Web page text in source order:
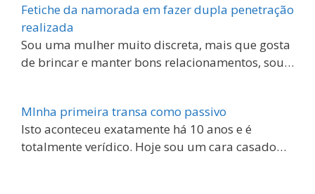
Fetiche da namorada em fazer dupla penetração
realizada
Sou uma mulher muito discreta, mais que gosta
de brincar e manter bons relacionamentos, sou…
MInha primeira transa como passivo
Isto aconteceu exatamente há 10 anos e é
totalmente verídico. Hoje sou um cara casado…